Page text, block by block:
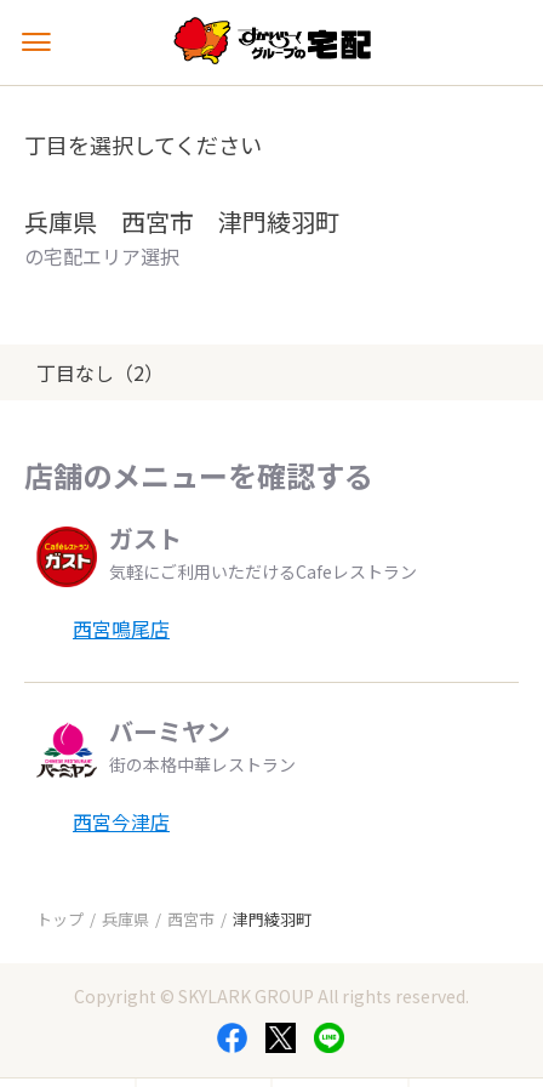
メ
ュ
を
丁目を選択してください
兵庫県 西宮市 津門綾羽町
の宅配エリア選択
丁目なし（2）
店舗のメニューを確認する
ガスト
気軽にご利用いただけるCafeレストラン
西宮鳴尾店
バーミヤン
街の本格中華レストラン
西宮今津店
トップ 兵庫県 西宮市 津門綾羽町
Copyright © SKYLARK GROUP All rights reserved.